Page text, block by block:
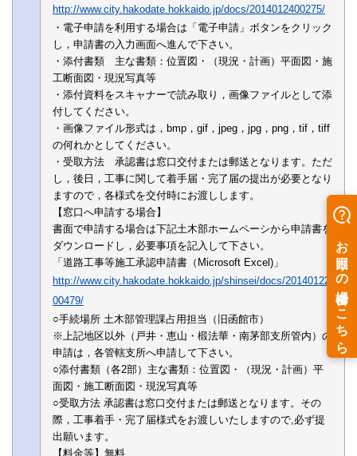
http://www.city.hakodate.hokkaido.jp/docs/2014012400275/
・電子申請を利用する場合は「電子申請」ボタンをクリック
し，申請書の入力画面へ進んで下さい。
・添付書類 主な書類：位置図・（現況・計画）平面図・施
工断面図・現況写真等
・添付資料をスキャナーで読み取り，画像ファイルとして添
付してください。
・画像ファイル形式は，bmp，gif，jpeg，jpg，png，tif，tiff
の何れかとしてください。
・受取方法 承認書は窓口交付または郵送となります。ただ
し，後日，工事に関して着手届・完了届の提出が必要となり
ますので，各様式を交付時にお渡しします。
【窓口へ申請する場合】
書面で申請する場合は下記土木部ホームペーシから申請書を
ダウンロードし，必要事項を記入して下さい。
「道路工事等施工承認申請書（Microsoft Excel)」
http://www.city.hakodate.hokkaido.jp/shinsei/docs/20140122
00479/
○手続場所 土木部管理課占用担当（旧函館市）
※上記地区以外（戸井・恵山・椴法華・南茅部支所管内）の
申請は，各管轄支所へ申請して下さい。
○添付書類（各2部）主な書類：位置図・（現況・計画）平
面図・施工断面図・現況写真等
○受取方法 承認書は窓口交付または郵送となります。その
際，工事着手・完了届様式をお渡しいたしますので,必ず提
出願います。
【料金等】無料